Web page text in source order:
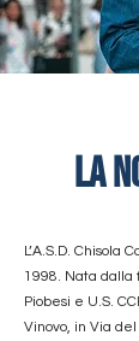
LA
L’A.S.D. Chisola
1998. Nata dalla
Piobesi e U.S.
Vinovo, in Via